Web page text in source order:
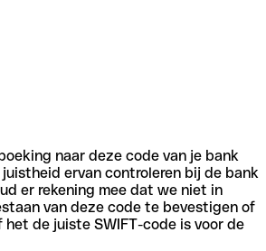
naar deze code van je bank
ervan controleren bij de bank
er rekening mee dat we niet in
van deze code te bevestigen of
de juiste SWIFT-code is voor de